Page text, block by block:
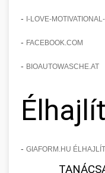
- I-LOVE-
- FACEBOOK.COM
- BIOAUTOWASCHE.AT
- GIAFORM.HU